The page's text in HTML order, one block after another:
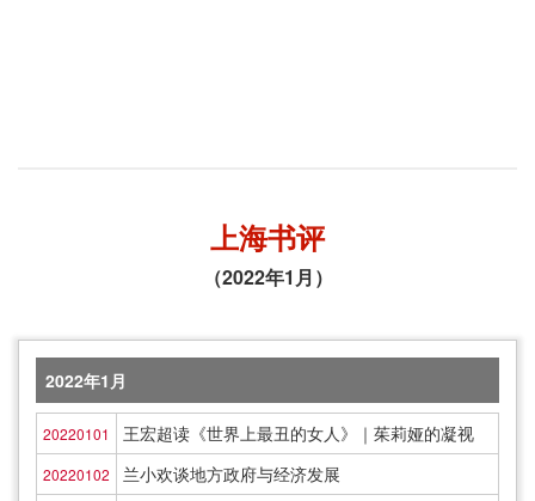
上海书评
（2022年1月）
2022年1月
20220101 王宏超读《世界上最丑的女人》｜茱莉娅的凝视
20220102 兰小欢谈地方政府与经济发展